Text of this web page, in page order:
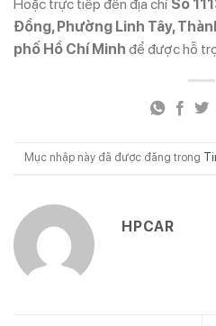
Hoặc trực tiếp đến địa chỉ Số
Đồng, Phường Linh Tây,
phố Hồ Chí Minh để được hỗ
Mục nhập này đã được đăng trong
HPCAR